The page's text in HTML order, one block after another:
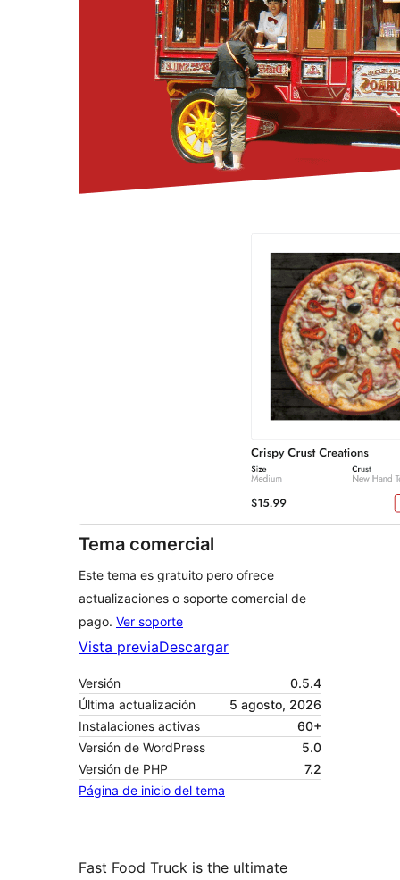
Tema comercial
Este tema es gratuito pero ofrece
actualizaciones o soporte comercial de
pago. Ver soporte
Vista previaDescargar
Versión
0.5.4
Última actualización
5 agosto, 2026
Instalaciones activas
60+
Versión de WordPress
5.0
Versión de PHP
7.2
Página de inicio del tema
Fast Food Truck is the ultimate